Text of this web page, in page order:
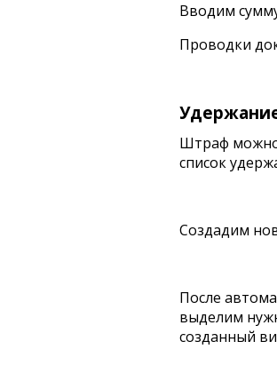
Вводим
Проводки
Штраф можно
список
Создадим
После
выделим
созданный